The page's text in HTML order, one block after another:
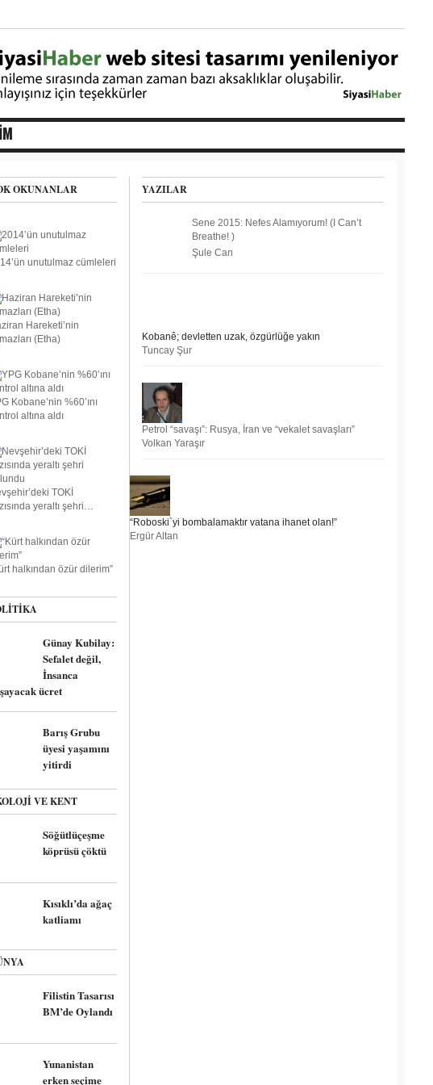
OKUNANLAR
unutulmaz cümleleri
Hareketi’nin
(Etha)
Kobane’nin %60’ını
altına aldı
TOKİ
yeraltı şehri…
halkından özür dilerim”
Günay Kubilay:
Sefalet değil,
İnsanca
ücret
Barış Grubu
üyesi yaşamını
yitirdi
VE KENT
Söğütlüçeşme
köprüsü çöktü
Kısıklı’da ağaç
katliamı
Filistin Tasarısı
BM’de Oylandı
Yunanistan
erken seçime
YAZILAR
Sene 2015: Nefes Alamıyorum! (I Can’t
Breathe! )
Şule Can
Kobanê; devletten uzak, özgürlüğe yakın
Tuncay Şur
Petrol “savaşı”: Rusya, İran ve “vekalet savaşları”
Volkan Yaraşır
“Roboski`yi bombalamaktır vatana ihanet olan!”
Ergür Altan